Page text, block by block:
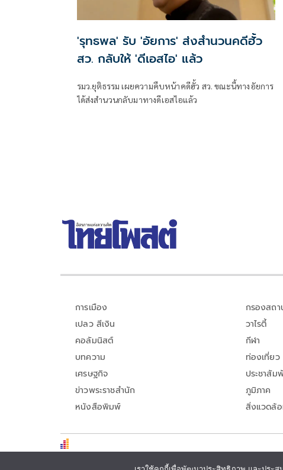
'รุทธพล' รับ 'อัยการ' ส่งสำนวนคดีฮั้ว
สว. กลับให้ 'ดีเอสไอ' แล้ว
รมว.ยุติธรรม เผยความคืบหน้าคดีฮั้ว สว. ขณะนี้ทางอัยการ
ได้ส่งสำนวนกลับมาทางดีเอสไอแล้ว
การเมือง
เปลว สีเงิน
คอลัมนิสต์
บทความ
เศรษฐกิจ
ข่าวพระราชสำนัก
หนังสือพิมพ์
กรองสถ
วาไรตี้
กีฬา
ท่องเที่ย
ประชาสัม
ภูมิภาค
สิ่งแวดล้